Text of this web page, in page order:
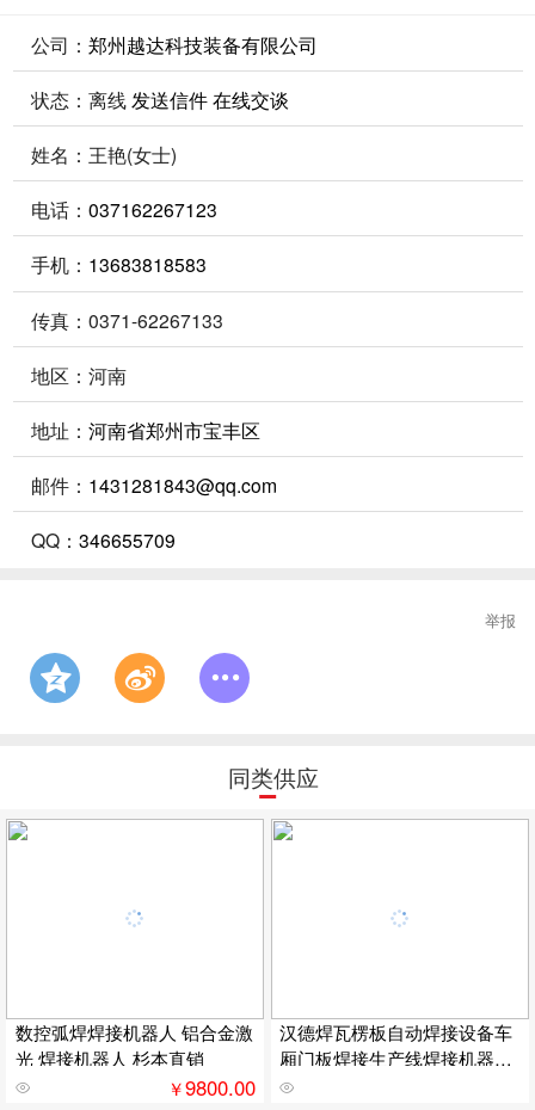
公司：郑州越达科技装备有限公司
状态：离线 发送信件在线交谈
姓名：王艳(女士)
电话：037162267123
手机： 13683818583
传真：0371-62267133
地区：河南
地址：河南省郑州市宝丰区
邮件： 1431281843@qq.com
QQ：346655709
举报
同类供应
数控弧焊焊接机器人 铝合金激
光 焊接机器人 杉本直销
￥9800.00
汉德焊瓦楞板自动焊接设备车
厢门板焊接生产线焊接机器人
焊接自动化设备